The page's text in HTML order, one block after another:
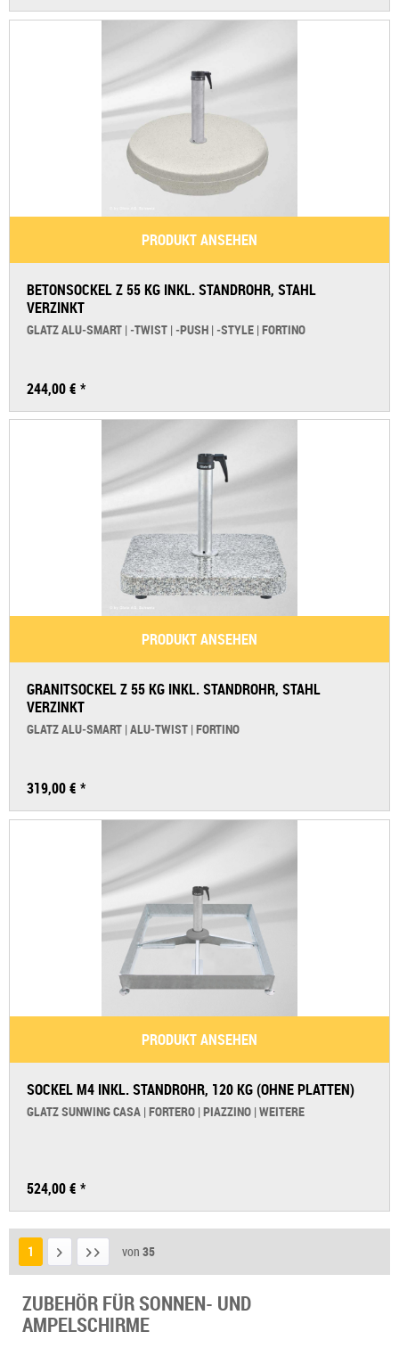
PRODUKT ANSEHEN
BETONSOCKEL Z 55 KG INKL. STANDROHR, STAHL
VERZINKT
GLATZ ALU‑SMART | ‑TWIST | ‑PUSH | ‑STYLE | FORTINO
244,00 € *
PRODUKT ANSEHEN
GRANITSOCKEL Z 55 KG INKL. STANDROHR, STAHL
VERZINKT
GLATZ ALU‑SMART | ALU‑TWIST | FORTINO
319,00 € *
PRODUKT ANSEHEN
SOCKEL M4 INKL. STANDROHR, 120 KG (OHNE PLATTEN)
GLATZ SUNWING CASA | FORTERO | PIAZZINO | WEITERE
524,00 € *
1 von 35
ZUBEHÖR FÜR SONNEN- UND
AMPELSCHIRME